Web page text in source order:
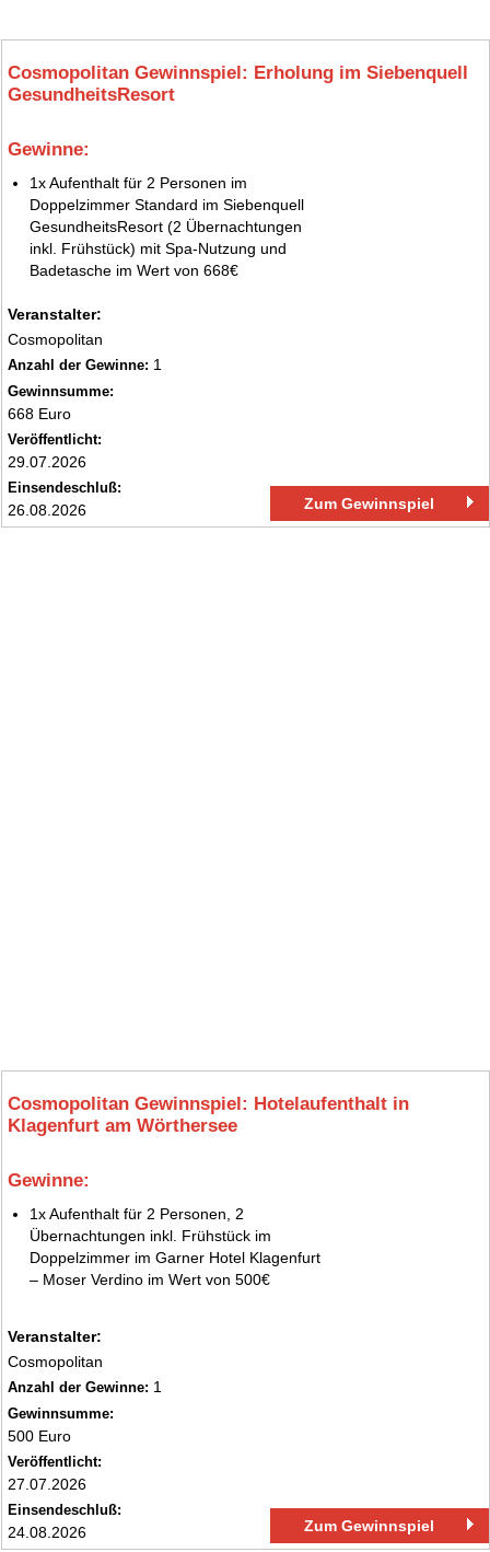
Cosmopolitan Gewinnspiel: Erholung im Siebenquell
GesundheitsResort
Gewinne:
1x Aufenthalt für 2 Personen im
Doppelzimmer Standard im Siebenquell
GesundheitsResort (2 Übernachtungen
inkl. Frühstück) mit Spa-Nutzung und
Badetasche im Wert von 668€
Veranstalter:
Cosmopolitan
Anzahl der Gewinne: 1
Gewinnsumme:
668 Euro
Veröffentlicht:
29.07.2026
Einsendeschluß:
26.08.2026 Zum Gewinnspiel
Cosmopolitan Gewinnspiel: Hotelaufenthalt in
Klagenfurt am Wörthersee
Gewinne:
1x Aufenthalt für 2 Personen, 2
Übernachtungen inkl. Frühstück im
Doppelzimmer im Garner Hotel Klagenfurt
– Moser Verdino im Wert von 500€
Veranstalter:
Cosmopolitan
Anzahl der Gewinne: 1
Gewinnsumme:
500 Euro
Veröffentlicht:
27.07.2026
Einsendeschluß:
24.08.2026 Zum Gewinnspiel